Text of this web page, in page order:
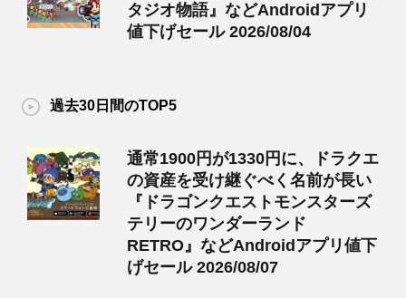
タジオ物語』などAndroidアプリ
値下げセール 2026/08/04
過去30日間のTOP5
通常1900円が1330円に、ドラクエ
の資産を受け継ぐべく名前が長い
『ドラゴンクエストモンスターズ
テリーのワンダーランド
RETRO』などAndroidアプリ値下
げセール 2026/08/07